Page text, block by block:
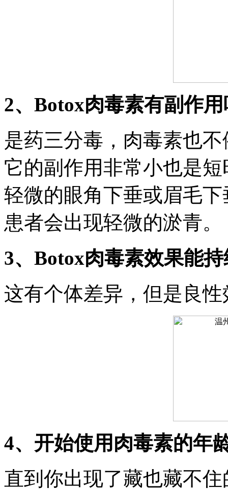
2、Botox肉毒素有副作用
是药三分毒，肉毒素也
它的副作用非常小也是
轻微的眼角下垂或眉毛
患者会出现轻微的淤青。
3、Botox肉毒素效果能
这有个体差异，但是良
4、开始使用肉毒素的年
直到你出现了藏也藏不